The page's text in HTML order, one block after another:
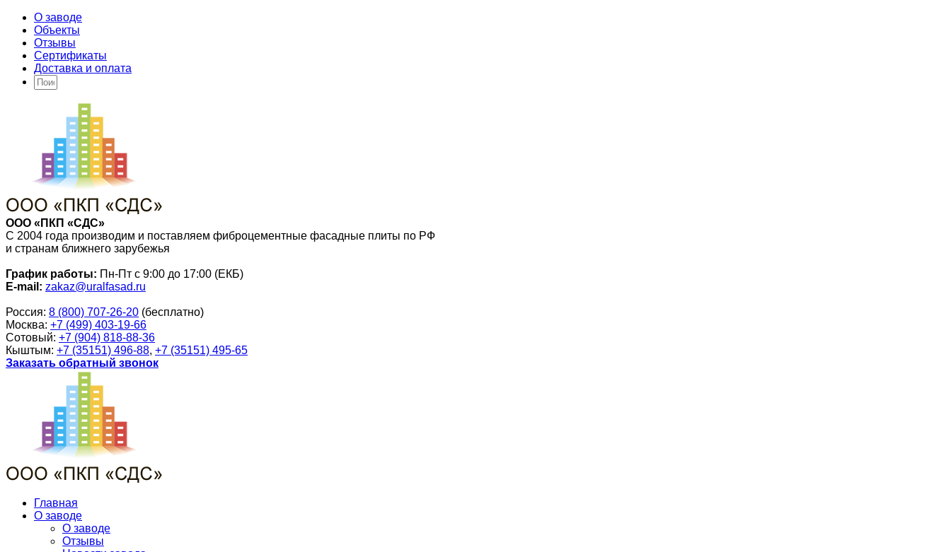
О заводе
Объекты
Отзывы
Сертификаты
Доставка и оплата
ООО «ПКП «СДС»
С 2004 года производим и поставляем фиброцементные фасадные плиты по РФ
и странам ближнего зарубежья
График работы: Пн-Пт с 9:00 до 17:00 (ЕКБ)
E-mail: zakaz@uralfasad.ru
Россия: 8 (800) 707-26-20 (бесплатно)
Москва: +7 (499) 403-19-66
Сотовый: +7 (904) 818-88-36
Кыштым: +7 (35151) 496-88, +7 (35151) 495-65
Заказать обратный звонок
Главная
О заводе
О заводе
Отзывы